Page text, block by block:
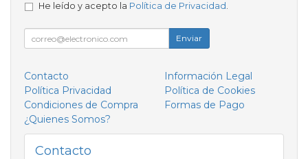
He leído y acepto la Política de Privacidad .
Enviar
Contacto
Información Legal
Política Privacidad
Política de Cookies
Condiciones de Compra
Formas de Pago
¿Quienes Somos?
Contacto